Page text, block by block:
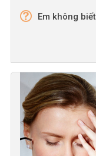
Em không